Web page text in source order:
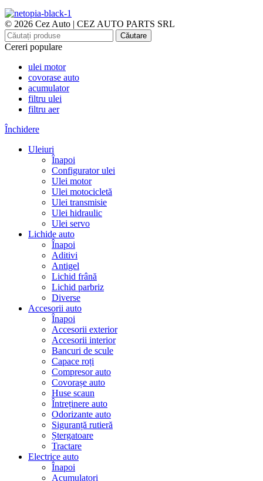
© 2026 Cez Auto | CEZ AUTO PARTS SRL
Căutare
Cereri populare
ulei motor
covorase auto
acumulator
filtru ulei
filtru aer
Închidere
Uleiuri
Înapoi
Configurator ulei
Ulei motor
Ulei motocicletă
Ulei transmisie
Ulei hidraulic
Ulei servo
Lichide auto
Înapoi
Aditivi
Antigel
Lichid frână
Lichid parbriz
Diverse
Accesorii auto
Înapoi
Accesorii exterior
Accesorii interior
Bancuri de scule
Capace roți
Compresor auto
Covorașe auto
Huse scaun
Întreținere auto
Odorizante auto
Siguranță rutieră
Ștergatoare
Tractare
Electrice auto
Înapoi
Acumulatori